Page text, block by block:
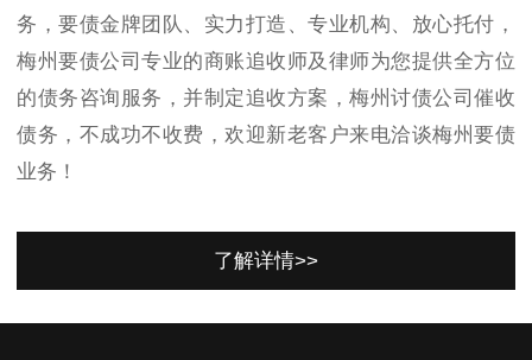
务，要债金牌团队、实力打造、专业机构、放心托付，
梅州要债公司专业的商账追收师及律师为您提供全方位
的债务咨询服务，并制定追收方案，梅州讨债公司催收
债务，不成功不收费，欢迎新老客户来电洽谈梅州要债
业务！
了解详情>>